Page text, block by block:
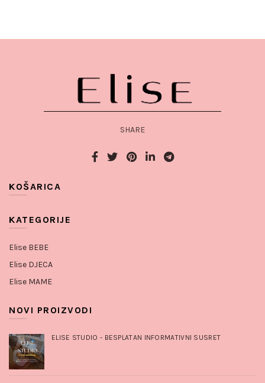
SHARE
KOŠARICA
KATEGORIJE
Elise BEBE
Elise DJECA
Elise MAME
NOVI PROIZVODI
ELISE STUDIO - BESPLATAN INFORMATIVNI SUSRET